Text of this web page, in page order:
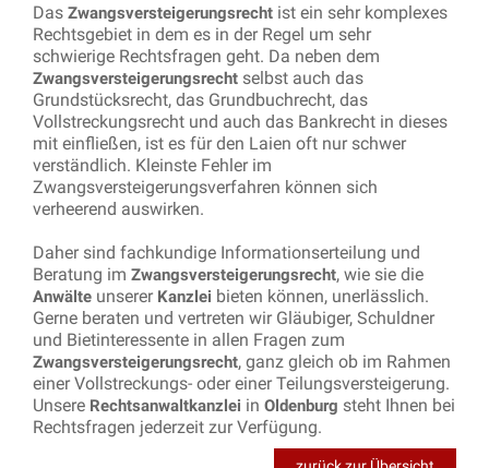
Das Zwangsversteigerungsrecht ist ein sehr komplexes
Rechtsgebiet in dem es in der Regel um sehr
schwierige Rechtsfragen geht. Da neben dem
Zwangsversteigerungsrecht selbst auch das
Grundstücksrecht, das Grundbuchrecht, das
Vollstreckungsrecht und auch das Bankrecht in dieses
mit einfließen, ist es für den Laien oft nur schwer
verständlich. Kleinste Fehler im
Zwangsversteigerungsverfahren können sich
verheerend auswirken.
Daher sind fachkundige Informationserteilung und
Beratung im Zwangsversteigerungsrecht, wie sie die
Anwälte unserer Kanzlei bieten können, unerlässlich.
Gerne beraten und vertreten wir Gläubiger, Schuldner
und Bietinteressente in allen Fragen zum
Zwangsversteigerungsrecht, ganz gleich ob im Rahmen
einer Vollstreckungs- oder einer Teilungsversteigerung.
Unsere Rechtsanwaltkanzlei in Oldenburg steht Ihnen bei
Rechtsfragen jederzeit zur Verfügung.